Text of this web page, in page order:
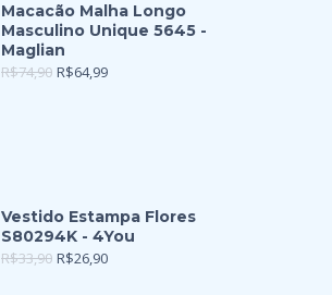
Macacão Malha Longo
Masculino Unique 5645 -
Maglian
R$74,90 R$64,99
Vestido Estampa Flores
S80294K - 4You
R$33,90 R$26,90